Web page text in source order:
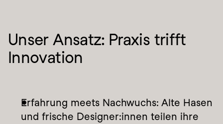
Unser Ansatz: Praxis trifft
Innovation
Erfahrung meets Nachwuchs: Alte Hasen
und frische Designer:innen teilen ihre